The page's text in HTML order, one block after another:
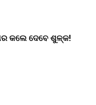
କଲେ ଦେବେ ଶୁଳ୍କ!